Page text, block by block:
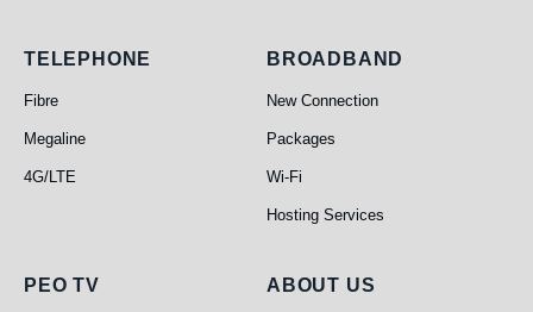
Telephone
TELEPHONE
Fibre
Megaline
4G/LTE
Broadband
BROADBAND
New Connection
Packages
Wi-Fi
Hosting Services
PEO TV
PEO TV About Us
ABOUT US